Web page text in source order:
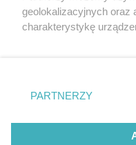
Forum
Piekary Śląskie
Chorzów
Tarnowskie Góry
Gliwice
geolokalizacyjnych oraz
charakterystykę
zmienić/wycofać
znajdujący się w lewym
rodzaje przetwarzania
użytkownika, ale masz
PARTNERZY